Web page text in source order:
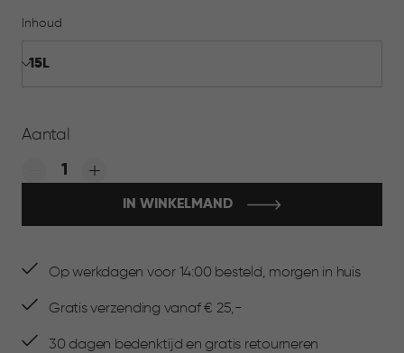
Inhoud
Aantal
Quantity:
IN WINKELMAND
Op werkdagen voor 14:00 besteld, morgen in huis
Gratis verzending vanaf € 25,-
30 dagen bedenktijd en gratis retourneren